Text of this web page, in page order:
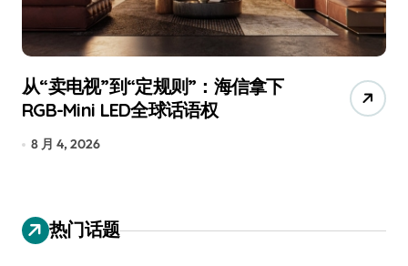
从“卖电视”到“定规则”：海信拿下
RGB-Mini LED全球话语权
8 月 4, 2026
热门话题